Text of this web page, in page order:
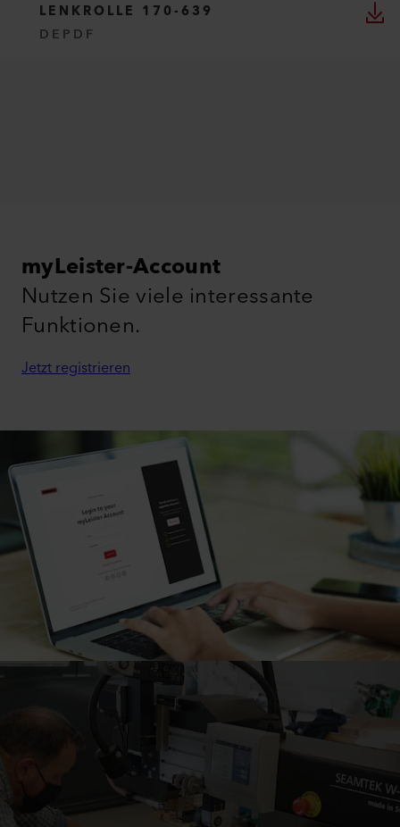
LENKROLLE 170-639
DE PDF
myLeister-Account
Nutzen Sie viele interessante
Funktionen.
Jetzt registrieren